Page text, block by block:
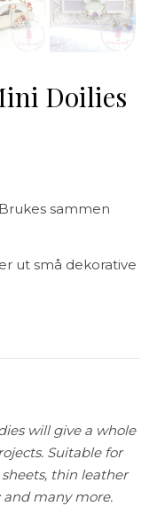
Doilies
sammen
ut små dekorative
will give a whole
Suitable for
thin leather
and many more.